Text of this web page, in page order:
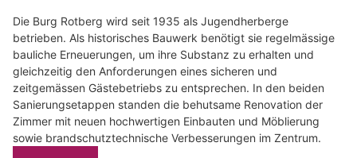
Die Burg Rotberg wird seit 1935 als Jugendherberge
betrieben. Als historisches Bauwerk benötigt sie regelmässige
bauliche Erneuerungen, um ihre Substanz zu erhalten und
gleichzeitig den Anforderungen eines sicheren und
zeitgemässen Gästebetriebs zu entsprechen. In den beiden
Sanierungsetappen standen die behutsame Renovation der
Zimmer mit neuen hochwertigen Einbauten und Möblierung
sowie brandschutztechnische Verbesserungen im Zentrum.